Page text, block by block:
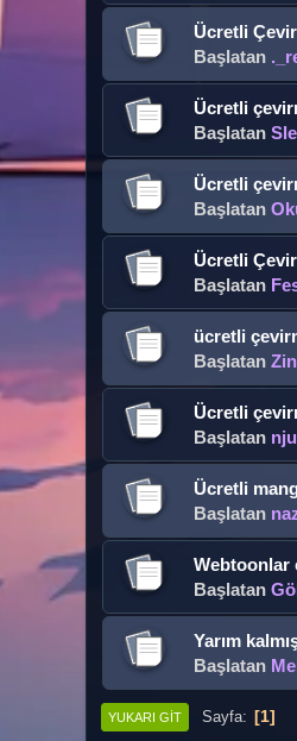
Ücretli
Başlatan
Ücretli
Başlatan
Ücretli
Başlatan
Ücretli
Başlatan
ücretli
Başlatan
Ücretli
Başlatan
Ücretli
Başlatan
Webtoonlar
Başlatan
Yarım
Başlatan
YUKARI GIT Sayfa 1